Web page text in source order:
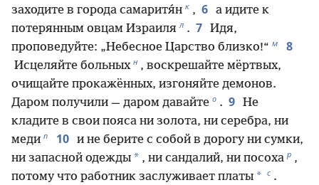
заходите в города самаритя́н к , 6 а идите к
потерянным овцам Израиля л . 7 Идя,
проповедуйте: „Небесное Царство близко!“ м 8
Исцеляйте больных н , воскрешайте мёртвых,
очищайте прокажённых, изгоняйте демонов.
Даром получили — даром давайте о . 9 Не
кладите в свои пояса ни золота, ни серебра, ни
меди п 10 и не берите с собой в дорогу ни сумки,
ни запасной одежды * , ни сандалий, ни посоха р ,
потому что работник заслуживает платы * с .